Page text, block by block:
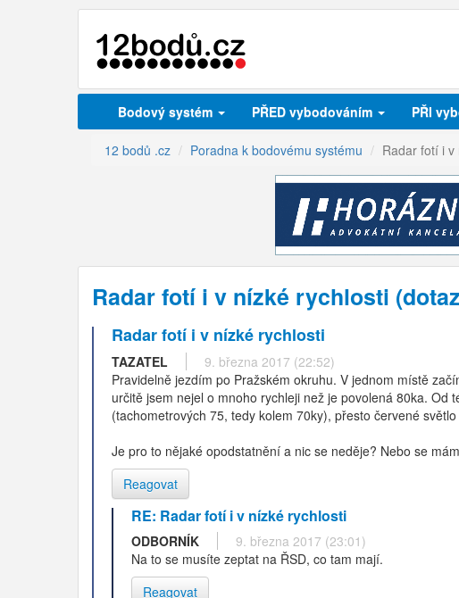
Bodový systém PŘED vybodováním PŘI
12 bodů .cz Poradna k bodovému systému Radar fotí i
Radar fotí i v nízké rychlosti
Radar fotí i v nízké rychlosti
TAZATEL
9. března 2017 (22:52)
Pravidelně jezdím po Pražském okruhu. V jednom místě
určitě jsem nejel o mnoho rychleji než je povolená 80ka.
(tachometrových 75, tedy kolem 70ky), přesto červené
Je pro to nějaké opodstatnění a nic se neděje? Nebo se
Reagovat
RE: Radar fotí i v nízké rychlosti
ODBORNÍK
9. března 2017 (23:01)
Na to se musíte zeptat na ŘSD, co tam mají.
Reagovat